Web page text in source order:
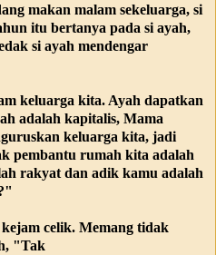
makan malam sekeluarga, si
itu bertanya pada si ayah,
si ayah mendengar
keluarga kita. Ayah dapatkan
adalah kapitalis, Mama
keluarga kita, jadi
pembantu rumah kita adalah
rakyat dan adik kamu adalah
celik. Memang tidak
"Tak